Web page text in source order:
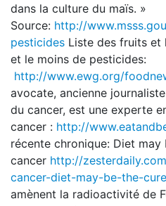
dans la culture du maïs. »
Source: http://
pesticides Liste des fruits et
et le moins de pesticides:
http://www.ewg.org/
avocate, ancienne
du cancer, est une experte
cancer : http://
récente chronique: Diet
cancer http://
cancer-diet-may-be-the-
amènent la radioactivité de